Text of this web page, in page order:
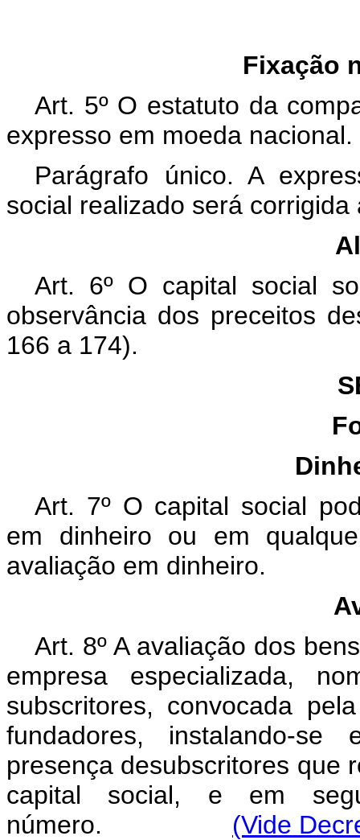
Fixação no
Art. 5º O estatuto da
expresso em moeda nacional.
Parágrafo único. A
social realizado será
Art. 6º O capital social
observância dos preceitos
166 a 174).
Art. 7º O capital social
em dinheiro ou em
avaliação em dinheiro.
Art. 8º A avaliação dos
empresa especializada,
subscritores, convocada
fundadores, instalando-
presença desubscritores que
capital social, e em
número. (Vide